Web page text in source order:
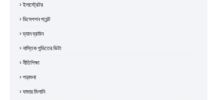
ইলাস্ট্রেটর
ডিসেপশন পয়েন্ট
ড্যান ব্রাউন
নাস্তিক পন্ডিতের ভিটা
নীতিশিক্ষা
পড়াশুনা
ফাদার মিলানি